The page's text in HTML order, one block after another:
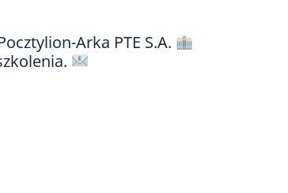
Arka PTE S.A.